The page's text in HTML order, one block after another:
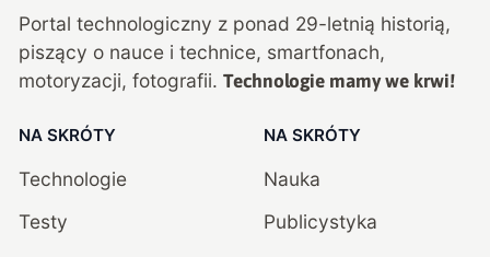
Portal technologiczny z ponad 29-letnią historią,
piszący o nauce i technice, smartfonach,
motoryzacji, fotografii. Technologie mamy we krwi!
NA SKRÓTY
Technologie
Testy
NA SKRÓTY
Nauka
Publicystyka